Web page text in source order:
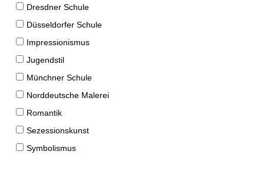
Dresdner Schule
Düsseldorfer Schule
Impressionismus
Jugendstil
Münchner Schule
Norddeutsche Malerei
Romantik
Sezessionskunst
Symbolismus